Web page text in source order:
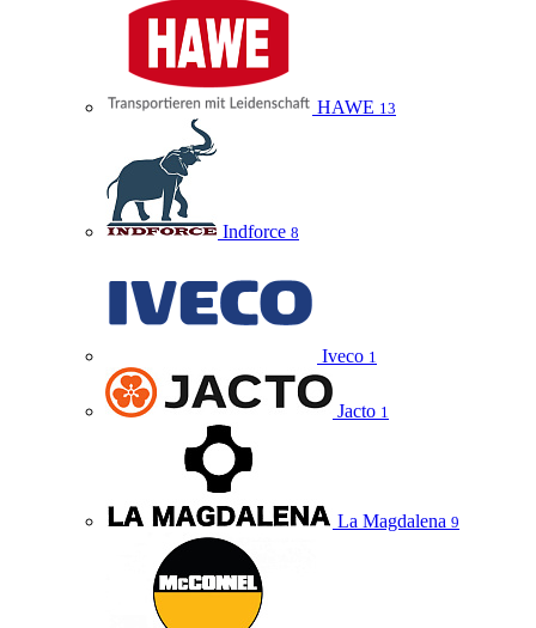
HAWE 13
Indforce 8
Iveco 1
Jacto 1
La Magdalena 9